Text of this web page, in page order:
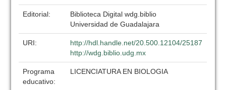
Editorial:
Biblioteca Digital wdg.biblio
Universidad de Guadalajara
URI:
http://hdl.handle.net/20.500.12104/25187
http://wdg.biblio.udg.mx
Programa
educativo:
LICENCIATURA EN BIOLOGIA